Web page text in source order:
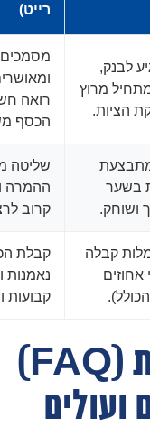
רייט)
לבנק,
מרוץ
הציות.
רואה
הכסף
בשער
ושוחק.
שליטה
ההמרה
קרוב
קבלה
אחוזים
קבלת
נאמנות
קבועות
שאלות ותשובות (FAQ)
ועולים